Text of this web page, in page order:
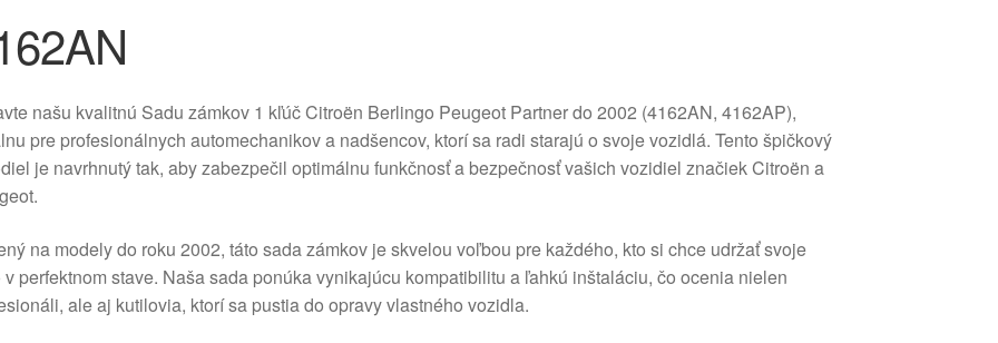
našu kvalitnú Sadu zámkov 1 kľúč Citroën Berlingo Peugeot Partner do 2002 (4162AN, 4162AP),
pre profesionálnych automechanikov a nadšencov, ktorí sa radi starajú o svoje vozidlá. Tento špičkový
je navrhnutý tak, aby zabezpečil optimálnu funkčnosť a bezpečnosť vašich vozidiel značiek Citroën a
na modely do roku 2002, táto sada zámkov je skvelou voľbou pre každého, kto si chce udržať svoje
v perfektnom stave. Naša sada ponúka vynikajúcu kompatibilitu a ľahkú inštaláciu, čo ocenia nielen
ale aj kutilovia, ktorí sa pustia do opravy vlastného vozidla.